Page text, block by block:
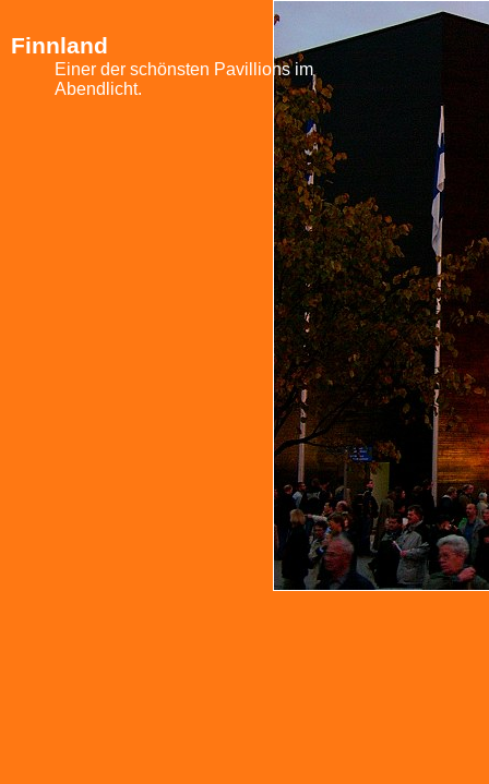
Finnland
Einer der schönsten Pavillions im
Abendlicht.